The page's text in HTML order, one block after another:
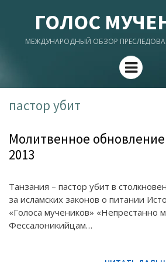
ГОЛОС
МЕЖДУНАРОДНЫЙ ОБЗОР
Menu
пастор убит
Молитвенное
2013
Танзания – пастор убит в
за исламских законов о питании
«Голоса мучеников» «Непрестанно
Фессалоникийцам…